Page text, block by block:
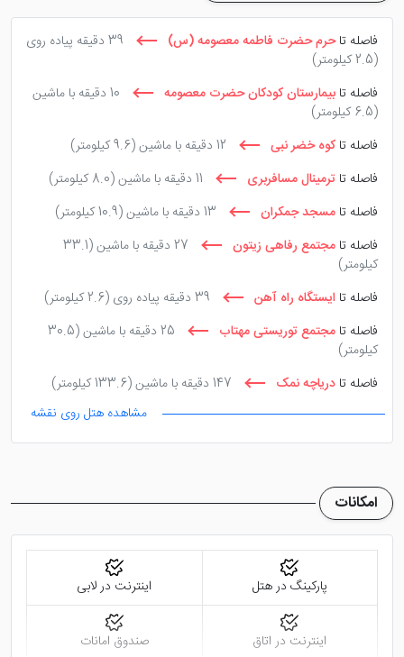
فاصله تاحرم حضرت فاطمه معصومه (س)
39 دقیقه پیاده روی
(2.5 کیلومتر)
فاصله تا بیمارستان کودکان حضرت معصومه
10 دقیقه با ماشین
(6.5 کیلومتر)
فاصله تا کوه خضر نبی 12 دقیقه با ماشین
(9.6 کیلومتر)
فاصله تا ترمینال مسافربری 11 دقیقه با ماشین
(8.0 کیلومتر)
فاصله تا مسجد جمکران 13 دقیقه با ماشین
(10.9 کیلومتر)
فاصله تا مجتمع رفاهی زیتون 27 دقیقه با ماشین
(33.1
کیلومتر)
فاصله تا ایستگاه راه آهن 39 دقیقه پیاده روی
(2.6 کیلومتر)
فاصله تا مجتمع توریستی مهتاب 25 دقیقه با ماشین
(30.5
کیلومتر)
فاصله تا دریاچه نمک 147 دقیقه با ماشین
(133.6 کیلومتر)
فاصله تابیت تاریخی امام خمینی ره 52 دقیقه پیاده روی
(4.0
مشاهده هتل روی نقشه
امکانات
پارکینگ در هتل اینترنت در لابی
اینترنت در اتاق صندوق امانات